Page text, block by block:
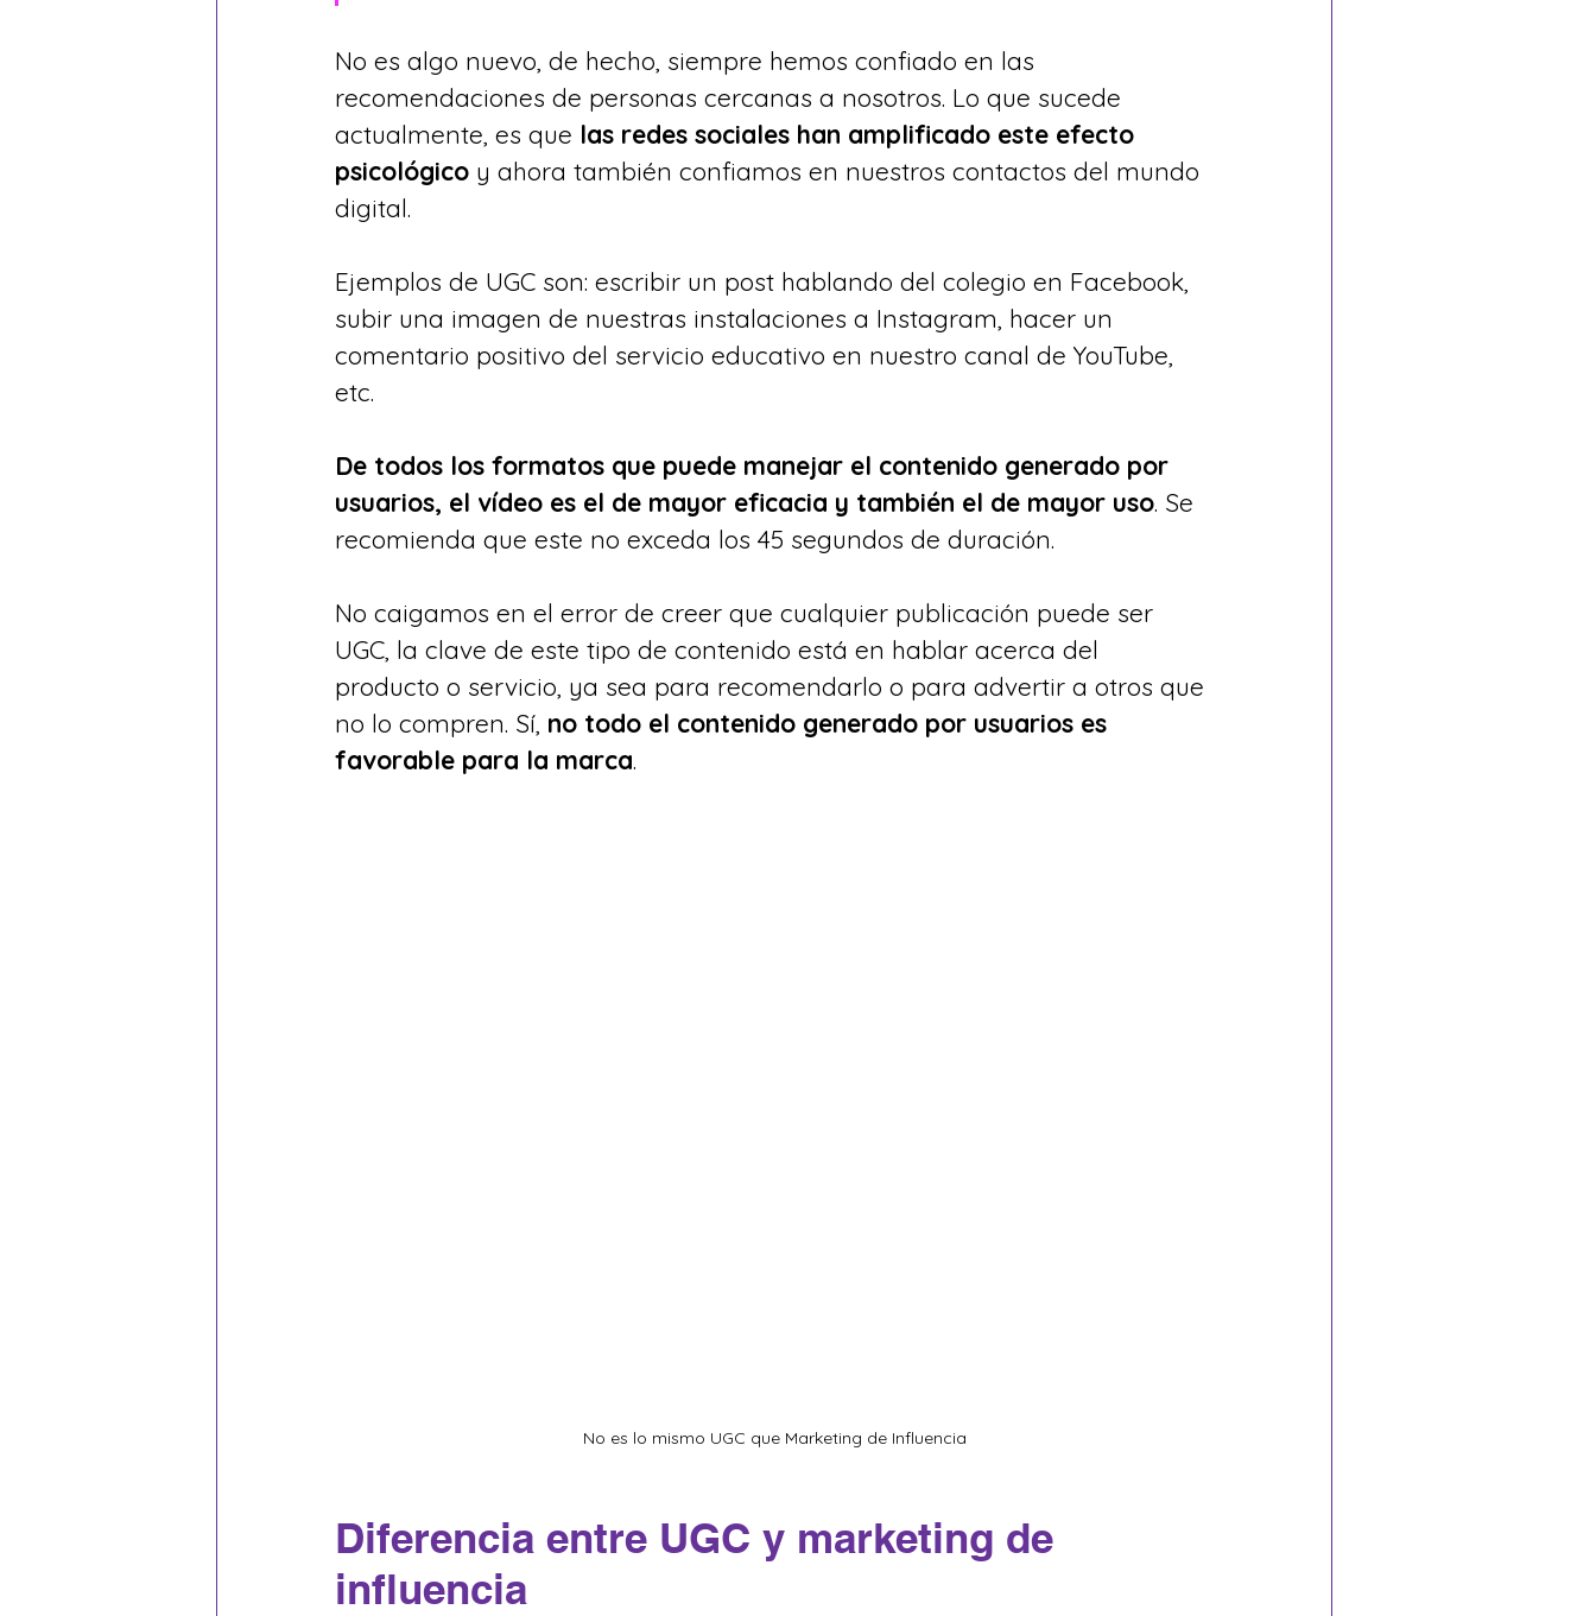
No es algo nuevo, de hecho, siempre hemos confiado en las
recomendaciones de personas cercanas a nosotros. Lo que sucede
actualmente, es que las redes sociales han amplificado este efecto
psicológico y ahora también confiamos en nuestros contactos del mundo
digital.
Ejemplos de UGC son: escribir un post hablando del colegio en Facebook,
subir una imagen de nuestras instalaciones a Instagram, hacer un
comentario positivo del servicio educativo en nuestro canal de YouTube,
etc.
De todos los formatos que puede manejar el contenido generado por
usuarios, el vídeo es el de mayor eficacia y también el de mayor uso. Se
recomienda que este no exceda los 45 segundos de duración.
No caigamos en el error de creer que cualquier publicación puede ser
UGC, la clave de este tipo de contenido está en hablar acerca del
producto o servicio, ya sea para recomendarlo o para advertir a otros que
no lo compren. Sí, no todo el contenido generado por usuarios es
favorable para la marca.
No es lo mismo UGC que Marketing de Influencia
Diferencia entre UGC y marketing de
influencia